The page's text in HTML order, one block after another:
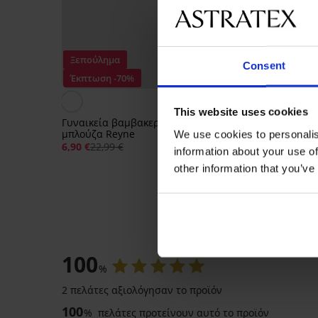
Consent
This website uses cookies
We use cookies to
information about your use
other information that
Ξεπούλημα
Έκπτωση -70%
Γυναικεία βαμβακερή
μπλούζα Reyne
6,90 €22,99 €
Ξεπούλημα
Live
5,50 €7,69 €
100%
2 πελάτες αξιολόγησαν το προϊόν
100% πελάτες προτείνουν αυτό το προϊόν